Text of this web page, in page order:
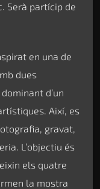
Serà partícip de
en una de
dues
d’un
Així, es
gravat,
L’objectiu és
els quatre
la mostra